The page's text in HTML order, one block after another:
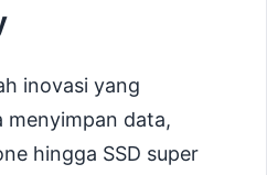
inovasi yang
menyimpan data,
hingga SSD super